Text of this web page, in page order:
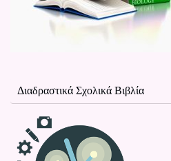
Διαδραστικά Σχολικά Βιβλία